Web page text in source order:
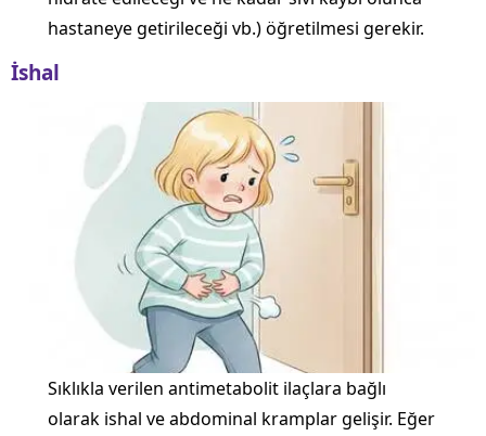
hastaneye getirileceği vb.) öğretilmesi gerekir.
İshal
Sıklıkla verilen antimetabolit ilaçlara bağlı
olarak ishal ve abdominal kramplar gelişir. Eğer